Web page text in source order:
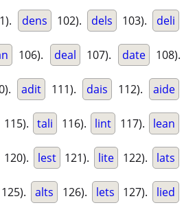
dens 102). dels 103). deli
106). deal 107). date 108).
adit 111). dais 112). aide
115). tali 116). lint 117). lean
120). lest 121). lite 122). lats
125). alts 126). lets 127). lied